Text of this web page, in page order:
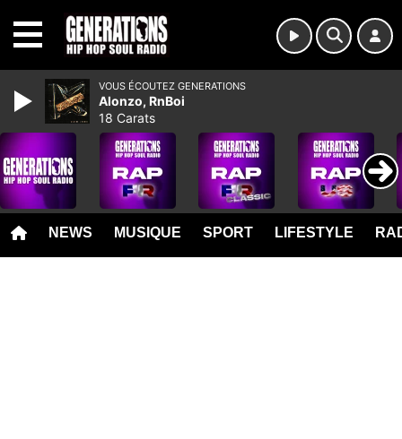
NEWS MUSIQUE SPORT LIFESTYLE
VOUS ÉCOUTEZ GENERATIONS
Alonzo, RnBoi
18 Carats